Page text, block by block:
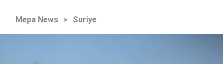
Mepa News > Suriye